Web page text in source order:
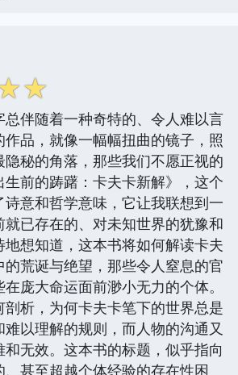
☆
伴随着一种奇特的、令人难以言
品，就像一幅幅扭曲的镜子，照
秘的角落，那些我们不愿正视的
前的踌躇：卡夫卡新解》，这个
意和哲学意味，它让我联想到一
已存在的、对未知世界的犹豫和
想知道，这本书将如何解读卡夫
荒诞与绝望，那些令人窒息的官
庞大命运面前渺小无力的个体。
析，为何卡夫卡笔下的世界总是
以理解的规则，而人物的沟通又
无效。这本书的标题，似乎指向
甚至超越个体经验的存在性困